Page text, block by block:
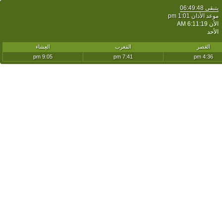
يتبقى 06:49:48
موعد الأذان 1:01 pm
الأن 6:11:19 AM
الأحد
العَصر المَغرب
العِشاء
4:36 pm
7:41 pm
9:05 pm